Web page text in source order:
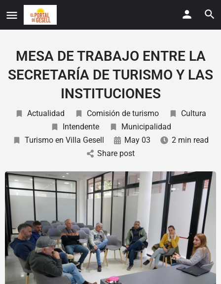
MESA DE TRABAJO ENTRE LA
SECRETARÍA DE TURISMO Y LAS
INSTITUCIONES
Actualidad Comisión de turismo
Cultura
Intendente
Municipalidad
Turismo en Villa Gesell
May 03
2 min read
Share post